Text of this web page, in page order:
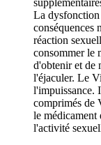
La dysfonction
conséquences
réaction
consommer le
d'obtenir et de
l'éjaculer. Le
l'impuissance.
comprimés de
le médicament
l'activité